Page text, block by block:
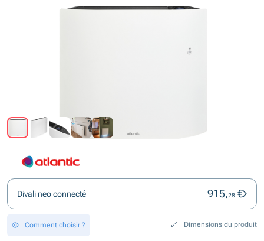
Divali neo connecté 915,28 €
Comment choisir ? Dimensions du produit